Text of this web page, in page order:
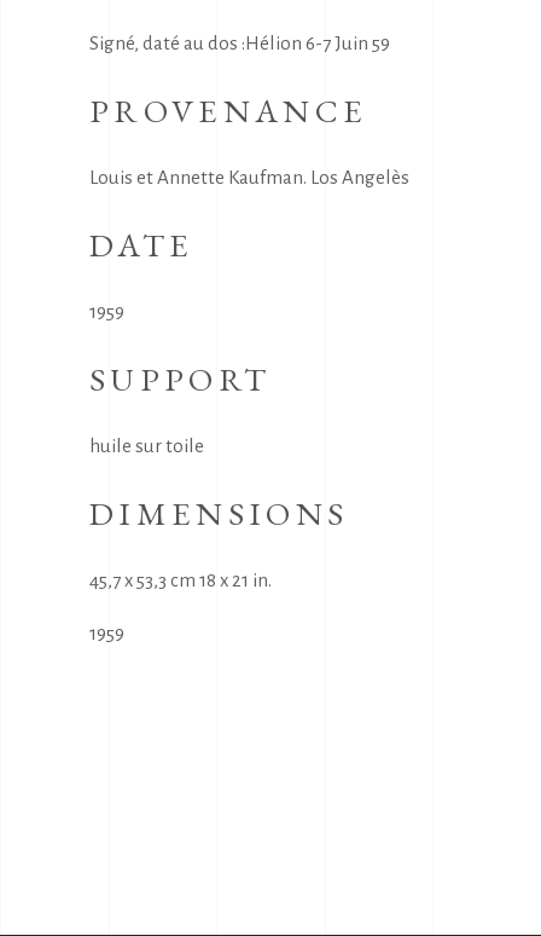
Signé, daté au dos :Hélion 6-7 Juin 59
PROVENANCE
Louis et Annette Kaufman. Los Angelès
DATE
1959
SUPPORT
huile sur toile
DIMENSIONS
45,7 x 53,3 cm 18 x 21 in.
1959